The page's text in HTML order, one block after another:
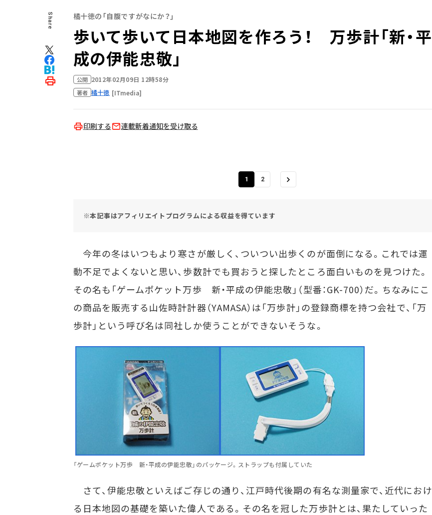
Share 橘十徳の「自腹ですがなにか？」
歩いて歩いて日本地図を作ろう！ 万歩計「新・平
成の伊能忠敬」
公開 2012年02月09日 12時58分
著者 橘十徳 [ITmedia]
印刷する 連載新着通知を受け取る
1 2
※本記事はアフィリエイトプログラムによる収益を得ています
今年の冬はいつもより寒さが厳しく、ついつい出歩くのが面倒になる。これでは運
動不足でよくないと思い、歩数計でも買おうと探したところ面白いものを見つけた。
その名も「ゲームポケット万歩 新・平成の伊能忠敬」（型番：GK-700）だ。ちなみにこ
の商品を販売する山佐時計計器（YAMASA）は「万歩計」の登録商標を持つ会社で、「万
歩計」という呼び名は同社しか使うことができないそうな。
「ゲームポケット万歩 新・平成の伊能忠敬」のパッケージ。ストラップも付属していた
さて、伊能忠敬といえばご存じの通り、江戸時代後期の有名な測量家で、近代におけ
る日本地図の基礎を築いた偉人である。その名を冠した万歩計とは、果たしていった